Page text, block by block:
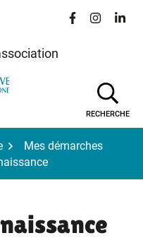
d'accessibilité
Lien vers le
Lien vers
Lien
RECHERCHE
Mes démarches